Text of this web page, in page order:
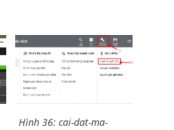
Hình 36: cai-dat-ma-